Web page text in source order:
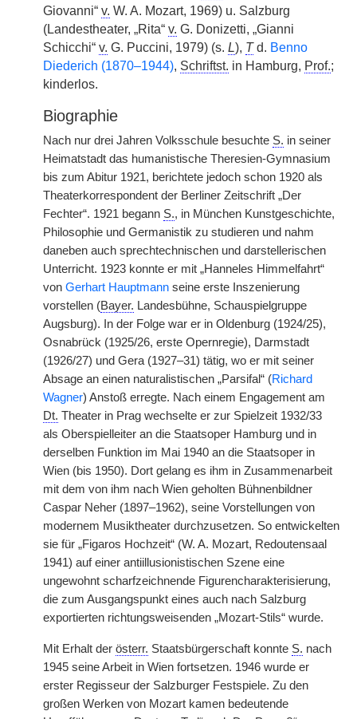
Giovanni“ v. W. A. Mozart, 1969) u. Salzburg
(Landestheater, „Rita“ v. G. Donizetti, „Gianni
Schicchi“ v. G. Puccini, 1979) (s. L), Td. Benno
Diederich (1870–1944), Schriftst. in Hamburg, Prof.;
kinderlos.
Biographie
Nach nur drei Jahren Volksschule besuchte S. in seiner
Heimatstadt das humanistische Theresien-Gymnasium
bis zum Abitur 1921, berichtete jedoch schon 1920 als
Theaterkorrespondent der Berliner Zeitschrift „Der
Fechter“. 1921 begann S., in München Kunstgeschichte,
Philosophie und Germanistik zu studieren und nahm
daneben auch sprechtechnischen und darstellerischen
Unterricht. 1923 konnte er mit „Hanneles Himmelfahrt“
von Gerhart Hauptmann seine erste Inszenierung
vorstellen (Bayer. Landesbühne, Schauspielgruppe
Augsburg). In der Folge war er in Oldenburg (1924/25),
Osnabrück (1925/26, erste Opernregie), Darmstadt
(1926/27) und Gera (1927–31) tätig, wo er mit seiner
Absage an einen naturalistischen „Parsifal“ (Richard
Wagner) Anstoß erregte. Nach einem Engagement am
Dt. Theater in Prag wechselte er zur Spielzeit 1932/33
als Oberspielleiter an die Staatsoper Hamburg und in
derselben Funktion im Mai 1940 an die Staatsoper in
Wien (bis 1950). Dort gelang es ihm in Zusammenarbeit
mit dem von ihm nach Wien geholten Bühnenbildner
Caspar Neher (1897–1962), seine Vorstellungen von
modernem Musiktheater durchzusetzen. So entwickelten
sie für „Figaros Hochzeit“ (W. A. Mozart, Redoutensaal
1941) auf einer antiillusionistischen Szene eine
ungewohnt scharfzeichnende Figurencharakterisierung,
die zum Ausgangspunkt eines auch nach Salzburg
exportierten richtungsweisenden „Mozart-Stils“ wurde.
Mit Erhalt der österr. Staatsbürgerschaft konnte S. nach
1945 seine Arbeit in Wien fortsetzen. 1946 wurde er
erster Regisseur der Salzburger Festspiele. Zu den
großen Werken von Mozart kamen bedeutende